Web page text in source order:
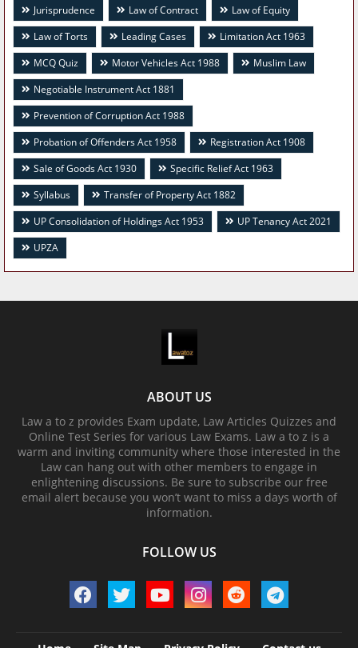
Jurisprudence
Law of Contract
Law of Equity
Law of Torts
Leading Cases
Limitation Act 1963
MCQ Quiz
Motor Vehicles Act 1988
Muslim Law
Negotiable Instrument Act 1881
Prevention of Corruption Act 1988
Probation of Offenders Act 1958
Registration Act 1908
Sale of Goods Act 1930
Specific Relief Act 1963
Syllabus
Transfer of Property Act 1882
UP Consolidation of Holdings Act 1953
UP Tenancy Act 2021
UPZA
ABOUT US
Law a to z provides Exam update, Law Articles Quizzes and
Online Test Series for various Law Exams. Law a to z is a
warm and inviting community where those interested in the
Law can hang out with other members to engage in
enlightening discussions. Be sure to subscribe our free
email alert because you won’t want to miss a days worth of
information.
FOLLOW US